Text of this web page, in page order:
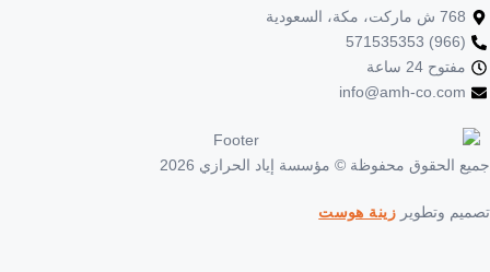
مكة، السعودية
(966)
24 ساعة
info@amh-
الحقوق محفوظة © مؤسسة إياد الحرازي 2026
وتطويرزينة هوست